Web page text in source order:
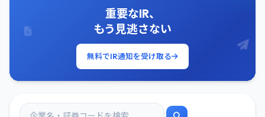
重要なIR、
もう見逃さない
無料でIR通知を受け取る